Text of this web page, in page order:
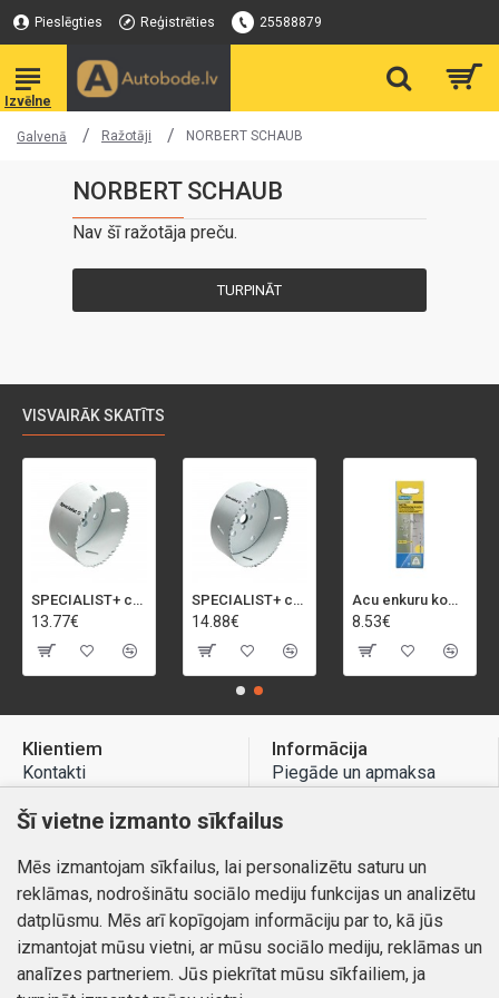
Pieslēgties Reģistrēties 25588879
Galvenā Ražotāji NORBERT SCHAUB
NORBERT SCHAUB
Nav šī ražotāja preču.
TURPINĀT
VISVAIRĀK SKATĪTS
SPECIALIST+ caurumu zāģis BI-METAL, 92 mm
13.77€
SPECIALIST+ caurumu zāģis BI-METAL, 98 mm
14.88€
Acu enkuru komplekts, 3-13 mm, Rapid, 12 gab.
8.53€
Klientiem
Kontakti
Preču atgriešana
Mans profils
Pasūtījumi
Informācija
Piegāde un apmaksa
Atteikuma tiesības
Kontakti
Šī vietne izmanto sīkfailus
Mēs izmantojam sīkfailus, lai personalizētu saturu un
reklāmas, nodrošinātu sociālo mediju funkcijas un analizētu
datplūsmu. Mēs arī kopīgojam informāciju par to, kā jūs
izmantojat mūsu vietni, ar mūsu sociālo mediju, reklāmas un
analīzes partneriem. Jūs piekrītat mūsu sīkfailiem, ja